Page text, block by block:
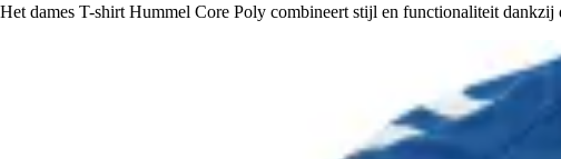
Het dames T-shirt Hummel Core Poly combineert stijl en functionaliteit